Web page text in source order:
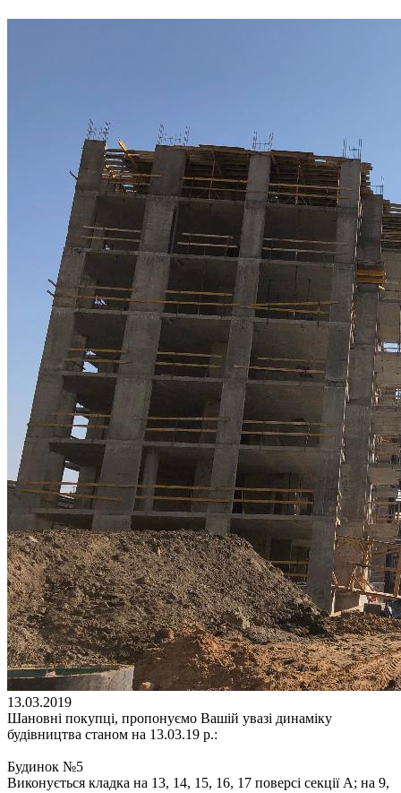
13.03.2019
Шановні покупці, пропонуємо Вашій увазі динаміку
будівництва станом на 13.03.19 р.:
Будинок №5
Виконується кладка на 13, 14, 15, 16, 17 поверсі секції А; на 9,